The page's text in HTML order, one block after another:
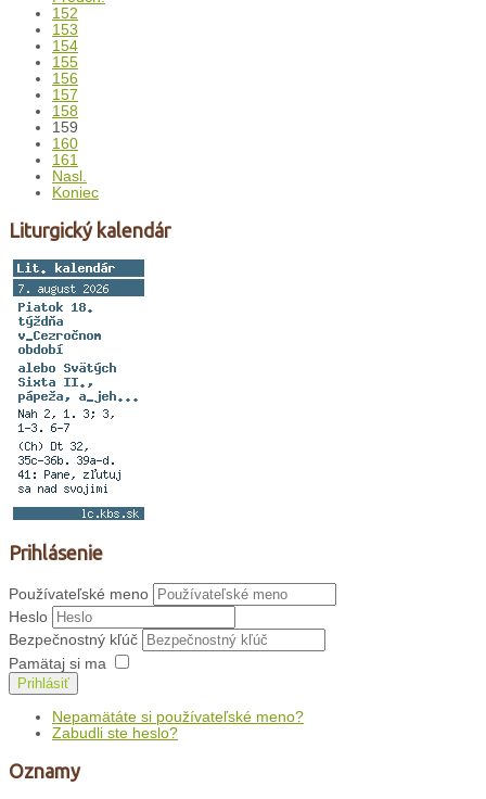
152
153
154
155
156
157
158
159
160
161
Nasl.
Koniec
Liturgický kalendár
Prihlásenie
Používateľské meno
Heslo
Bezpečnostný kľúč
Pamätaj si ma
Prihlásiť
Nepamätáte si používateľské meno?
Zabudli ste heslo?
Oznamy